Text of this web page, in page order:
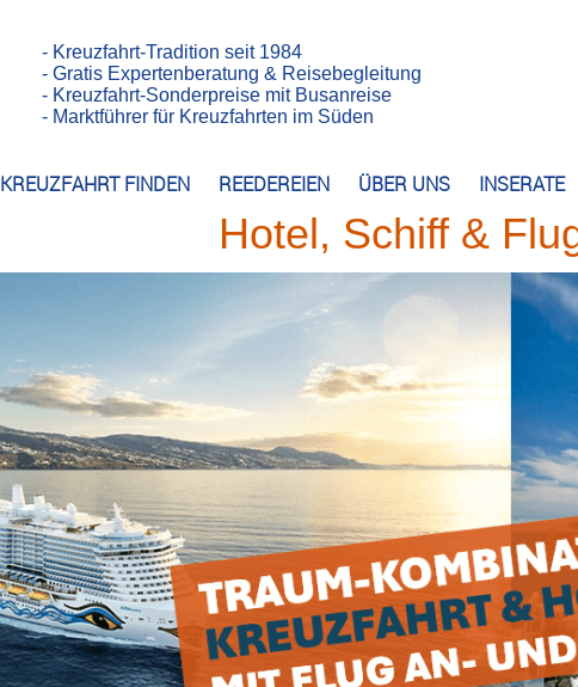
KREUZFAHRT FINDEN REEDEREIEN ÜBER UNS INSERATE
- Kreuzfahrt-Tradition seit 1984
- Gratis Expertenberatung & Reisebegleitung
- Kreuzfahrt-Sonderpreise mit Busanreise
- Marktführer für Kreuzfahrten im Süden
Hotel, Schiff &